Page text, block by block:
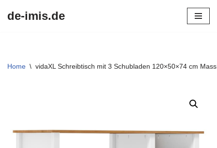
de-imis.de
Home \ vidaXL Schreibtisch mit 3 Schubladen 120×50×74 cm